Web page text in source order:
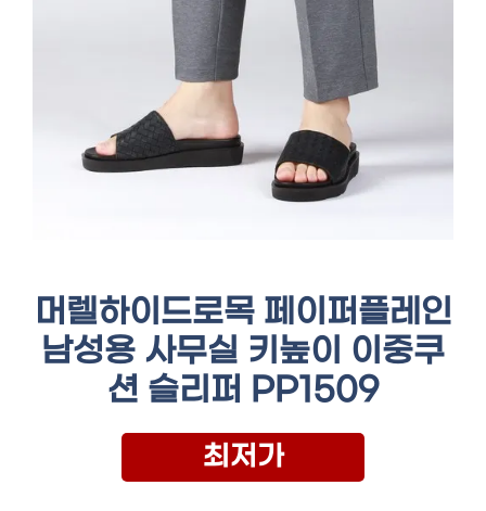
머렐하이드로목 페이퍼플레인
남성용 사무실 키높이 이중쿠
션 슬리퍼 PP1509
최저가